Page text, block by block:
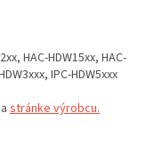
HAC-HDW15xx, HAC-
IPC-HDW5xxx
stránke výrobcu.